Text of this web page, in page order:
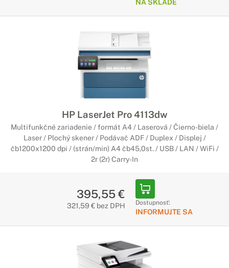
NA SKLADE
HP LaserJet Pro 4113dw
Multifunkčné zariadenie / formát A4 / Laserová / Čierno-biela /
Laser / Plochý skener / Podávač ADF / Duplex / Displej /
čb1200x1200 dpi / (strán/min) A4 čb45,0st. / USB / LAN / WiFi /
2r (2r) Carry-In
395,55 €
321,59 € bez DPH Dostupnosť:
INFORMUJTE SA